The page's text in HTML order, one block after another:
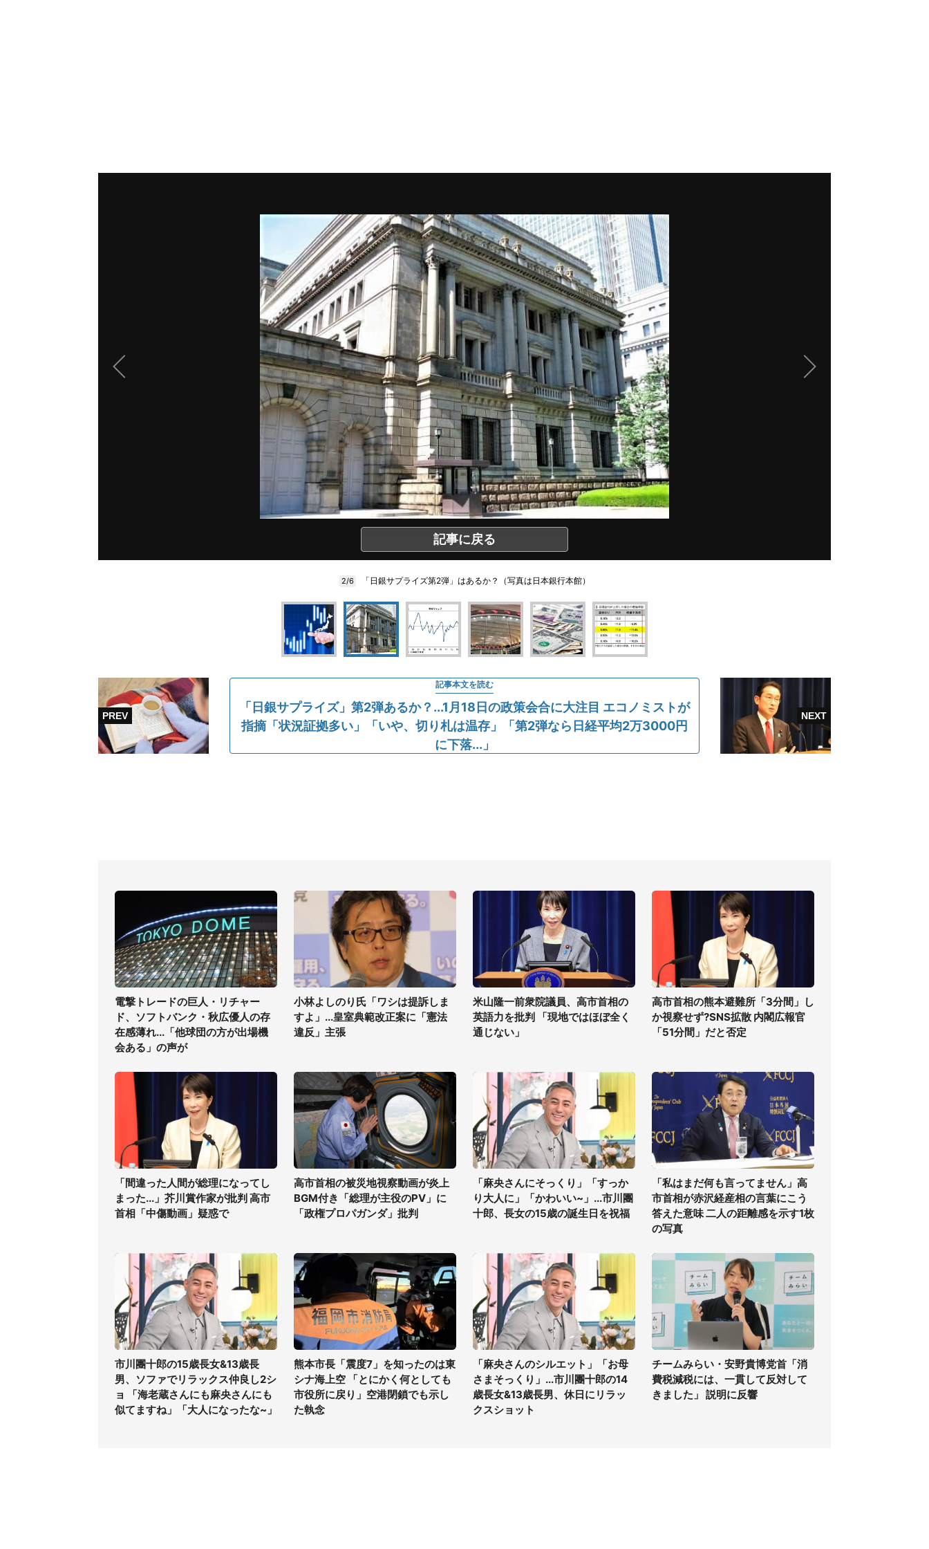
記事に戻る
2/6 「日銀サプライズ第2弾」はあるか？（写真は日本銀行本館）
記事本文を読む
「日銀サプライズ」第2弾あるか？...1月18日の政策会合に大注目 エコノミストが
指摘「状況証拠多い」「いや、切り札は温存」「第2弾なら日経平均2万3000円
に下落...」
電撃トレードの巨人・リチャー
ド、ソフトバンク・秋広優人の存
在感薄れ...「他球団の方が出場機
会ある」の声が
小林よしのり氏「ワシは提訴しま
すよ」...皇室典範改正案に「憲法
違反」主張
米山隆一前衆院議員、高市首相の
英語力を批判 「現地ではほぼ全く
通じない」
高市首相の熊本避難所「3分間」し
か視察せず?SNS拡散 内閣広報官
「51分間」だと否定
「間違った人間が総理になってし
まった...」芥川賞作家が批判 高市
首相「中傷動画」疑惑で
高市首相の被災地視察動画が炎上
BGM付き「総理が主役のPV」に
「政権プロパガンダ」批判
「麻央さんにそっくり」「すっか
り大人に」「かわいい~」...市川團
十郎、長女の15歳の誕生日を祝福
「私はまだ何も言ってません」高
市首相が赤沢経産相の言葉にこう
答えた意味 二人の距離感を示す1枚
の写真
市川團十郎の15歳長女&13歳長
男、ソファでリラックス仲良し2シ
ョ 「海老蔵さんにも麻央さんにも
似てますね」「大人になったな~」
熊本市長「震度7」を知ったのは東
シナ海上空 「とにかく何としても
市役所に戻り」空港閉鎖でも示し
た執念
「麻央さんのシルエット」「お母
さまそっくり」...市川團十郎の14
歳長女&13歳長男、休日にリラッ
クスショット
チームみらい・安野貴博党首「消
費税減税には、一貫して反対して
きました」 説明に反響